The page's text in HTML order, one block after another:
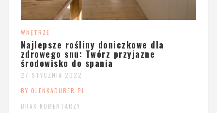
WNĘTRZE
Najlepsze rośliny doniczkowe dla
zdrowego snu: Twórz przyjazne
środowisko do spania
27 STYCZNIA 2022
BY OLENKADUBER.PL
BRAK KOMENTARZY